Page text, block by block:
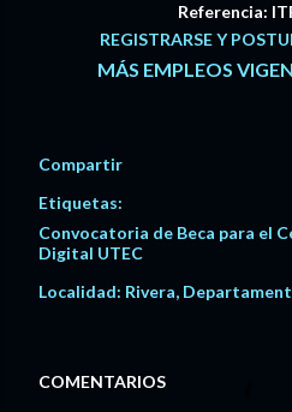
Referencia:
REGISTRARSE Y
MÁS EMPLEOS
Compartir
Etiquetas:
Convocatoria de Beca para el
Digital UTEC
Localidad: Rivera,
COMENTARIOS